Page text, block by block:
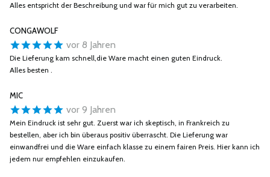
Alles entspricht der Beschreibung und war für mich gut zu verarbeiten.
CONGAWOLF
vor 8 Jahren
Die Lieferung kam schnell,die Ware macht einen guten Eindruck.
Alles besten .
MIC
vor 9 Jahren
Mein Eindruck ist sehr gut. Zuerst war ich skeptisch, in Frankreich zu
bestellen, aber ich bin überaus positiv überrascht. Die Lieferung war
einwandfrei und die Ware einfach klasse zu einem fairen Preis. Hier kann ich
jedem nur empfehlen einzukaufen.